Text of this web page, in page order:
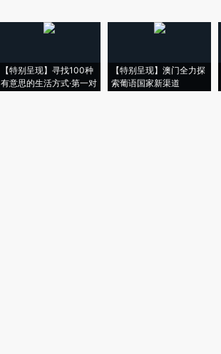
【特别呈现】寻找100种
有意思的生活方式·第一对
【特别呈现】澳门全力探
索葡语国家新渠道